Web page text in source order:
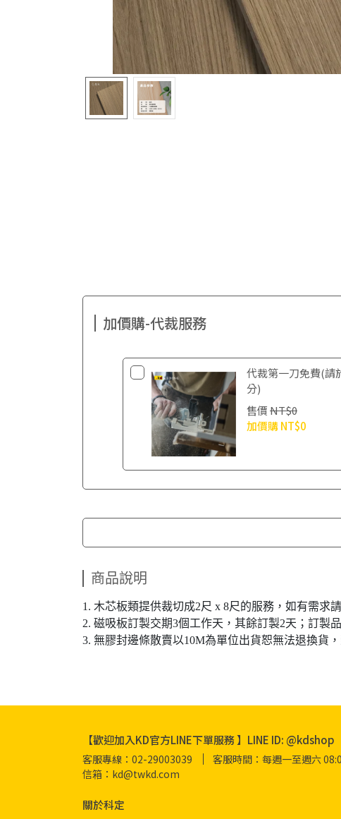
加價購-代裁服務
代裁第一刀免費(請
分)
售價NT$0
加價購NT$0
商品說明
1. 木芯板類提供裁切成2尺 x 8尺的服務，如有需求
2. 磁吸板訂製交期3個工作天，其餘訂製2天；訂製
3. 無膠封邊條散賣以10M為單位出貨恕無法退換貨，
【歡迎加入KD官方LINE下單服務 】LINE ID: @kdshop
客服專線：02-29003039
客服時間：每週一至週六
信箱：kd@twkd.com
關於科定